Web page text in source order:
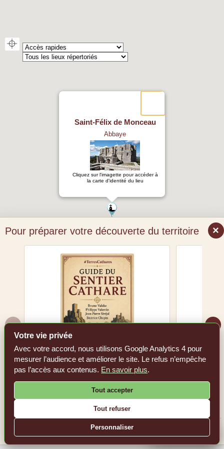
×
Pour préparer votre découverte du territoire
‹
Guide du Sentier cathare
Voir le livre sur Amazon.fr
›
En tant que Partenaire Amazon, #TerresCathares réalise un bénéfice sur les achats
remplissant les conditions requises.
Votre vie privée
Avec votre accord, nous utilisons Google Analytics 4 pour
mesurer l’audience et améliorer le site. Le refus n’empêche
pas l’accès aux contenus. En savoir plus.
Tout accepter
Tout refuser
Personnaliser